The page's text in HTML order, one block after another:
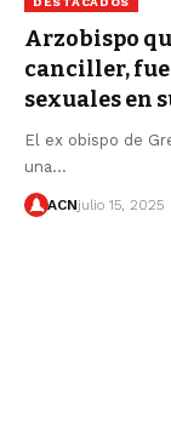
Arzobispo
canciller,
sexuales en
El ex obispo de
una…
ACNjulio 15, 2025